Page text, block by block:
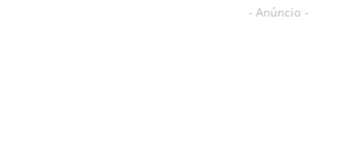
- Anúncio -